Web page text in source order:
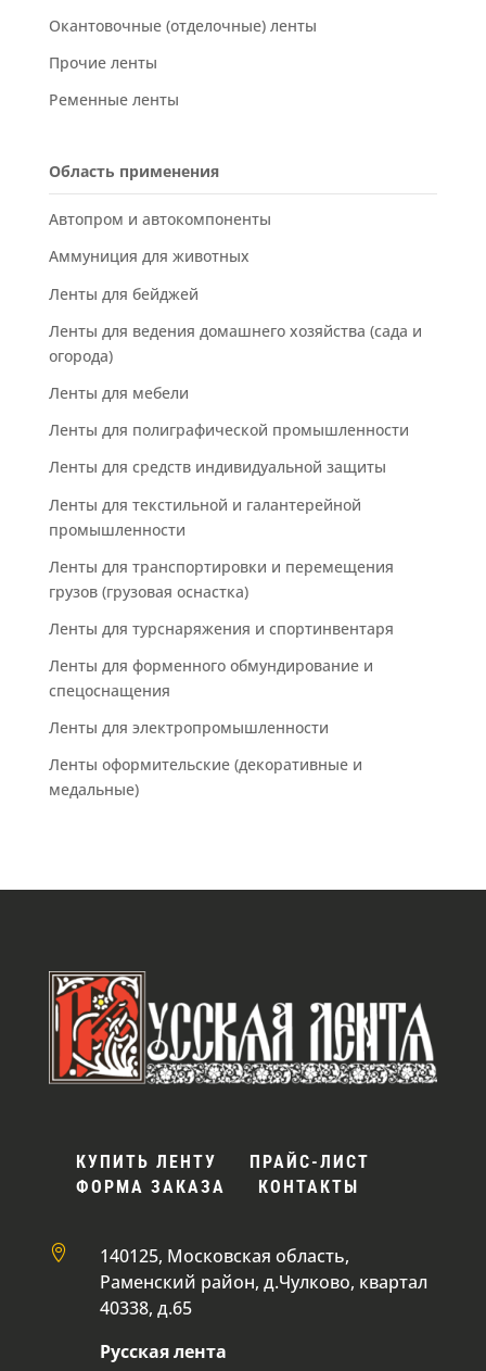
Окантовочные (отделочные) ленты
Прочие ленты
Ременные ленты
Область применения
Автопром и автокомпоненты
Аммуниция для животных
Ленты для бейджей
Ленты для ведения домашнего хозяйства (сада и
огорода)
Ленты для мебели
Ленты для полиграфической промышленности
Ленты для средств индивидуальной защиты
Ленты для текстильной и галантерейной
промышленности
Ленты для транспортировки и перемещения
грузов (грузовая оснастка)
Ленты для турснаряжения и спортинвентаря
Ленты для форменного обмундирование и
спецоснащения
Ленты для электропромышленности
Ленты оформительские (декоративные и
медальные)
КУПИТЬ ЛЕНТУ
ПРАЙС-ЛИСТ
ФОРМА ЗАКАЗА
КОНТАКТЫ

140125, Московская область,
Раменский район, д.Чулково, квартал
40338, д.65
Русская лента